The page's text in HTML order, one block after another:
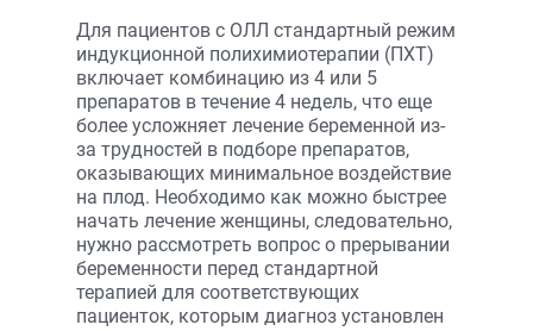
Для пациентов с ОЛЛ стандартный режим
индукционной полихимиотерапии (ПХТ)
включает комбинацию из 4 или 5
препаратов в течение 4 недель, что еще
более усложняет лечение беременной из-
за трудностей в подборе препаратов,
оказывающих минимальное воздействие
на плод. Необходимо как можно быстрее
начать лечение женщины, следовательно,
нужно рассмотреть вопрос о прерывании
беременности перед стандартной
терапией для соответствующих
пациенток, которым диагноз установлен